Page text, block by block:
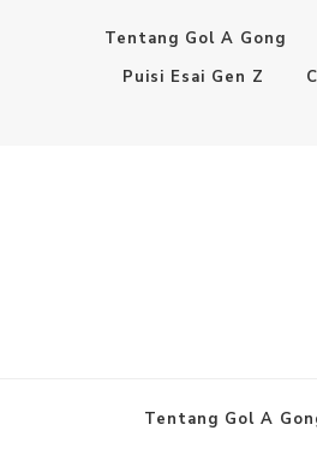
Tentang Gol A Gong
Puisi Esai Gen Z
Tentang Gol A